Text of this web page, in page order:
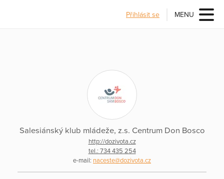
Přihlásit se MENU
Salesiánský klub mládeže, z.s. Centrum Don Bosco
http://dozivota.cz
tel.: 734 435 254
e-mail: naceste@dozivota.cz